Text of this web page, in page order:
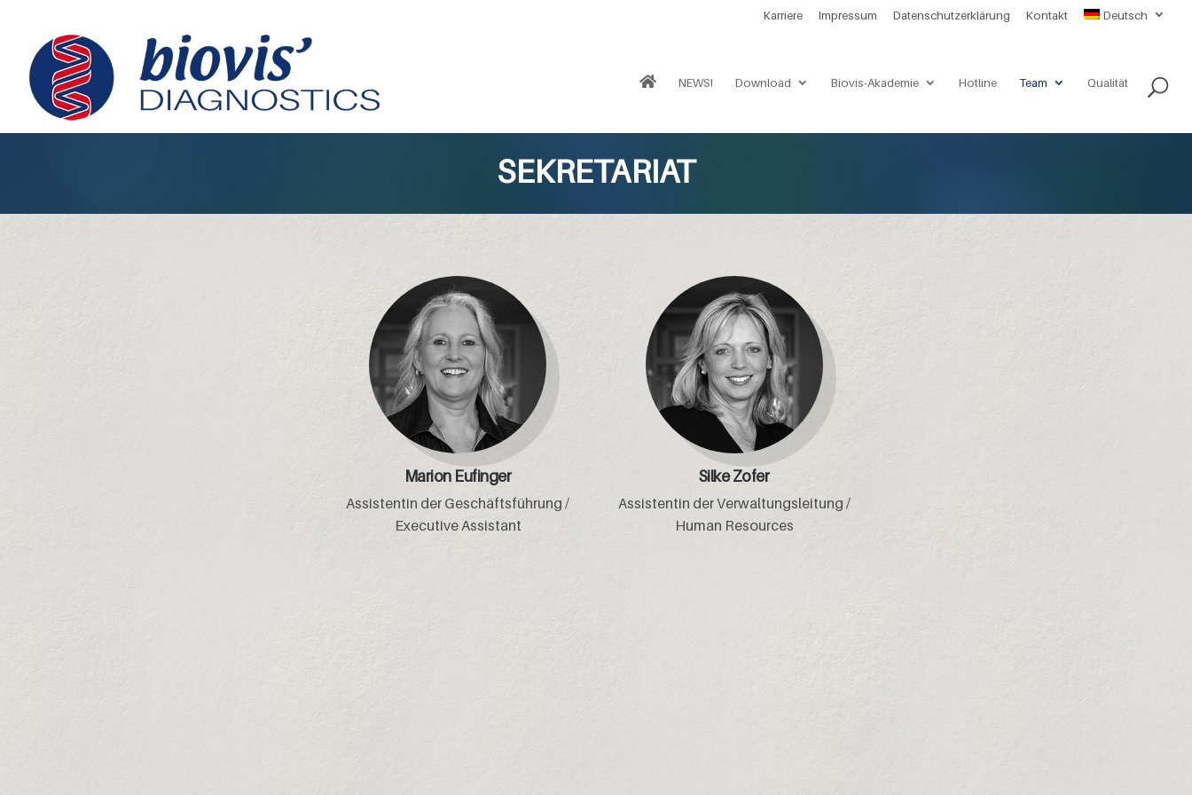
Karriere Impressum Datenschutzerklärung Kontakt Deutsch
NEWS! Download Biovis-Akademie Hotline Team Qualität
SEKRETARIAT
Marion Eufinger
Assistentin der Geschäftsführung /
Executive Assistant
Silke Zofer
Assistentin der Verwaltungsleitung /
Human Resources